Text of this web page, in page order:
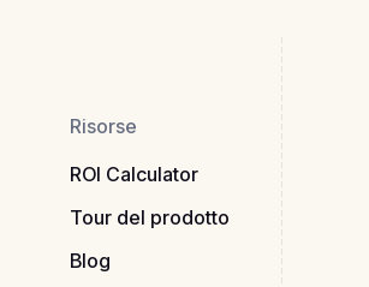
Risorse
ROI Calculator
Tour del prodotto
Blog